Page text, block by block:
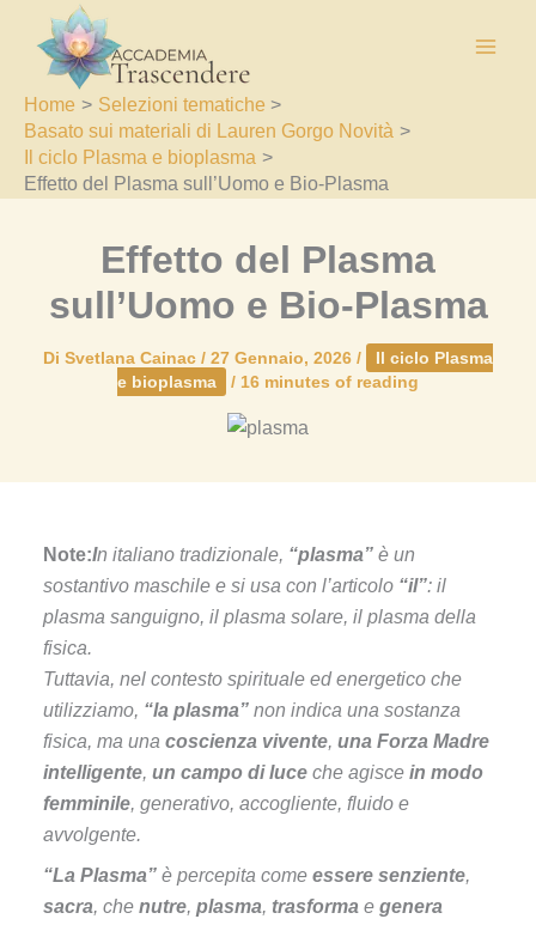
contenuto
Home
Selezioni tematiche
Basato sui materiali di Lauren Gorgo Novità
Il ciclo Plasma e bioplasma
Effetto del Plasma sull’Uomo e Bio-Plasma
Effetto del Plasma
sull’Uomo e Bio-Plasma
Di Svetlana Cainac / 27 Gennaio, 2026 /
Il ciclo Plasma
e bioplasma
/ 16 minutes of reading
Note:In italiano tradizionale, “plasma” è un
sostantivo maschile e si usa con l’articolo “il”: il
plasma sanguigno, il plasma solare, il plasma della
fisica.
Tuttavia, nel contesto spirituale ed energetico che
utilizziamo, “la plasma” non indica una sostanza
fisica, ma una coscienza vivente, una Forza Madre
intelligente, un campo di luce che agisce in modo
femminile, generativo, accogliente, fluido e
avvolgente.
“La Plasma” è percepita come essere senziente,
sacra, che nutre, plasma, trasforma e genera